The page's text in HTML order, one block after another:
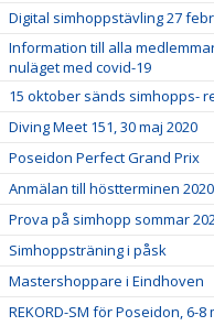
Digital simhoppstävling 27
Information till alla
nuläget med covid-19
15 oktober sänds simhopps-
Diving Meet 151, 30 maj 2020
Poseidon Perfect Grand Prix
Anmälan till höstterminen 2020
Prova på simhopp sommar
Simhoppsträning i påsk
Mastershoppare i Eindhoven
REKORD-SM för Poseidon, 6-8